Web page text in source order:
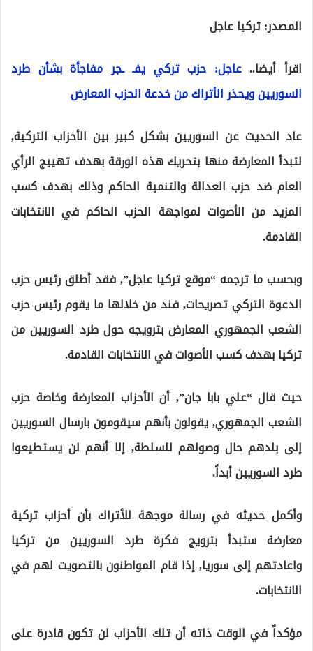
المصدر: تركيا عاجل
اقرأ أيضا..عاجل: حزب تركي يفـ ـجر مفاجأة بشأن طرد
السوريين ويحذر الأتراك من خدعة الحزب المعارض
عاد الحديث عن السوريين بشكل كبير بين الأحزاب التركية,
لتبدأ المعارضة منها بتحريك هذه الورقة بهدف تهييج الرأي
العام ضد حزب العدالة والتنمية الحاكم وذلك بهدف كسب
المزيد من الأصوات لمواجهة الحزب الحاكم في الانتخابات
القادمة.
وبحسب ما ترجمه “موقع تركيا عاجل”, فقد أطلق رئيس حزب
الدعوة التركي تصريحات, فند من خلالها ما يقوم رئيس حزب
الشعب الجمهوري المعارض بترويجه حول طرد السوريين من
تركيا بهدف كسب الأصوات في الانتخابات القادمة.
حيث قال “علي بابا جان”, أن الأحزاب المعارضة وخاصة حزب
الشعب الجمهوري, يقولون بأنهم سيقومون بارسال السوريين
إلى بلدهم حال وصولهم للسلطة, إلا أنهم لن يستطيعوا
طرد السوريين أبداً.
وأكمل حديثه في رسالة موجهة للأتراك بأن أحزاب تركية
معارضة ستبدأ بترويج فكرة طرد السوريين من تركيا
واعادتهم إلى سوريا, إذا قام المواطنون بالتصويت لهم في
الانتخابات.
مؤكداً في الوقت ذاته أن تلك الأحزاب لن تكون قادرة على